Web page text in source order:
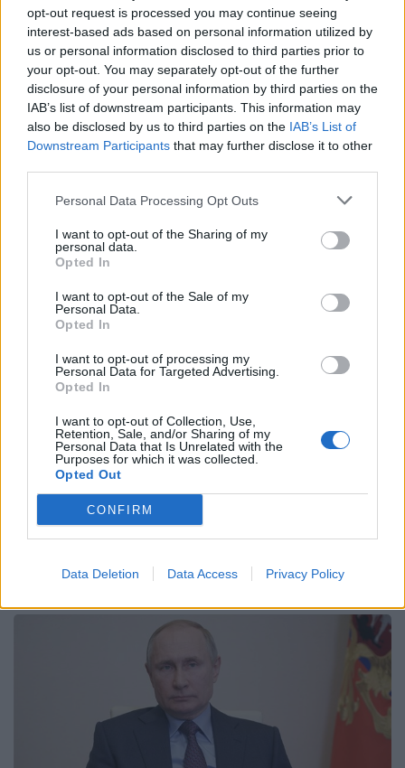
opt-out request is processed you may continue seeing
interest-based ads based on personal information utilized by
us or personal information disclosed to third parties prior to
your opt-out. You may separately opt-out of the further
disclosure of your personal information by third parties on the
IAB’s list of downstream participants. This information may
also be disclosed by us to third parties on the IAB’s List of
Downstream Participants that may further disclose it to other
Personal Data Processing Opt Outs
I want to opt-out of the Sharing of my
personal data.
Opted In
I want to opt-out of the Sale of my
Personal Data.
Opted In
I want to opt-out of processing my
Personal Data for Targeted Advertising.
Opted In
I want to opt-out of Collection, Use,
Retention, Sale, and/or Sharing of my
Personal Data that Is Unrelated with the
Purposes for which it was collected.
Opted Out
CONFIRM
Data Deletion Data Access Privacy Policy
Ο πρόεδρος των ΗΠΑ Ντόναλντ Τραμπ έχει πει ότι
η προηγούμενη υποστήριξη των ΗΠΑ σε μια
ένταξη της Ουκρανίας στο ΝΑΤΟ ήταν ένας λόγος
για τον οποίο ξέσπασε ο πόλεμος και έχει πει ότι η
Ουκρανία δεν θα γίνει μέλος της Συμμαχίας.
Στο κείμενο ενός ειρηνευτικού σχεδίου 28
σημείων για την Ουκρανία, το σημείο 7 αναφέρει:
Σύνταγμά της τον όρο ότι δεν θα ενταχθεί στο
ΝΑΤΟ και το ΝΑΤΟ αποδέχεται να περιλάβει στο
καταστατικό του πρόβλεψη που θα διευκρινίζει ότι
η Ουκρανία δεν θα ενταχθεί στη Συμμαχία στο
Facebook
Email Copy Link
Tags:
ρωσία
Σχετικά Άρθρα